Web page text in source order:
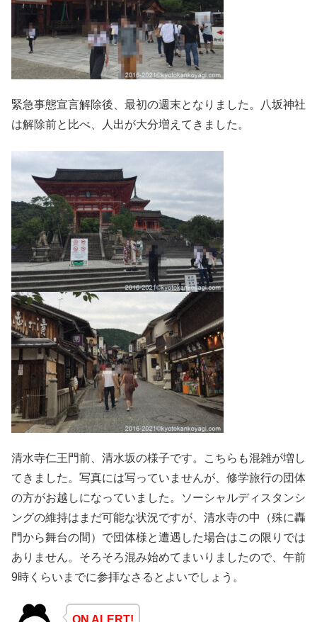
緊急事態宣言解除後、最初の週末となりました。八坂神社
は解除前と比べ、人出が大分増えてきました。
清水寺仁王門前、清水坂の様子です。こちらも混雑が増し
てきました。写真には写っていませんが、修学旅行の団体
の方がお越しになっていました。ソーシャルディスタンシ
ングの維持はまだ可能な状況ですが、清水寺の中（殊に轟
門から舞台の間）で団体様と遭遇した場合はこの限りでは
ありません。そろそろ混み始めてまいりましたので、午前
9時くらいまでに参拝なさるとよいでしょう。
ON ALERT!